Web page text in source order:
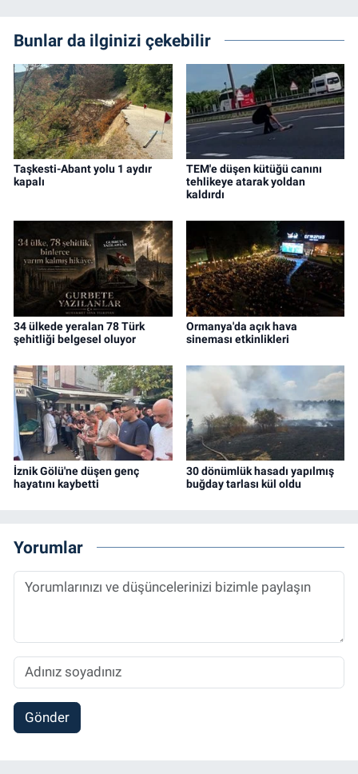
Bunlar da ilginizi çekebilir
Taşkesti-Abant yolu 1 aydır
kapalı
TEM'e düşen kütüğü canını
tehlikeye atarak yoldan
kaldırdı
34 ülkede yeralan 78 Türk
şehitliği belgesel oluyor
Ormanya'da açık hava
sineması etkinlikleri
İznik Gölü'ne düşen genç
hayatını kaybetti
30 dönümlük hasadı yapılmış
buğday tarlası kül oldu
Yorumlar
Gönder